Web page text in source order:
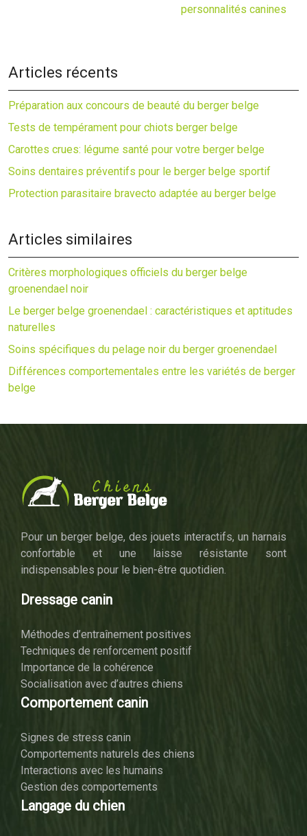
personnalités canines
Articles récents
Préparation aux concours de beauté du berger belge
Tests de tempérament pour chiots berger belge
Carottes crues: légume santé pour votre berger belge
Soins dentaires préventifs pour le berger belge sportif
Protection parasitaire bravecto adaptée au berger belge
Articles similaires
Critères morphologiques officiels du berger belge
groenendael noir
Le berger belge groenendael : caractéristiques et aptitudes
naturelles
Soins spécifiques du pelage noir du berger groenendael
Différences comportementales entre les variétés de berger
belge
Pour un berger belge, des jouets interactifs, un harnais
confortable et une laisse résistante sont
indispensables pour le bien-être quotidien.
Dressage canin
Méthodes d’entraînement positives
Techniques de renforcement positif
Importance de la cohérence
Socialisation avec d’autres chiens
Comportement canin
Signes de stress canin
Comportements naturels des chiens
Interactions avec les humains
Gestion des comportements
Langage du chien